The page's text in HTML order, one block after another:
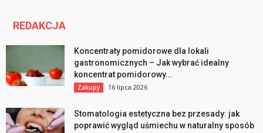
REDAKCJA
Koncentraty pomidorowe dla lokali
gastronomicznych – Jak wybrać idealny
koncentrat pomidorowy...
Zakupy 16 lipca 2026
Stomatologia estetyczna bez przesady: jak
poprawić wygląd uśmiechu w naturalny sposób